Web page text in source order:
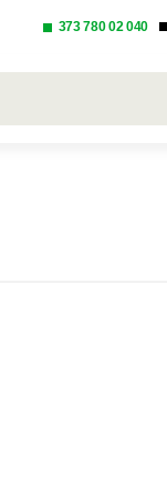
373 780 02 040